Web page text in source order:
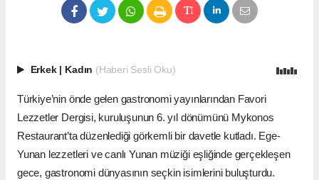
Erkek Kadın (Haberi Sesli Oku)
Türkiye’nin önde gelen gastronomi yayınlarından Favori
Lezzetler Dergisi, kuruluşunun 6. yıl dönümünü Mykonos
Restaurant’ta düzenlediği görkemli bir davetle kutladı. Ege-
Yunan lezzetleri ve canlı Yunan müziği eşliğinde gerçekleşen
gece, gastronomi dünyasının seçkin isimlerini buluşturdu.